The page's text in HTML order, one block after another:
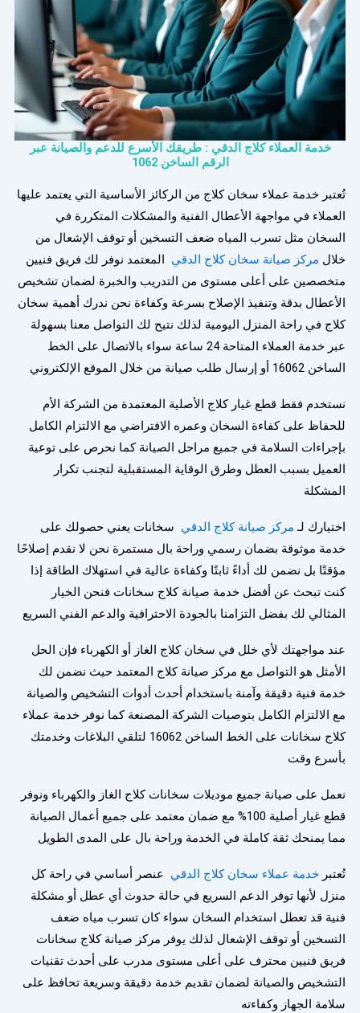
خدمة العملاء كلاج الدقي : طريقك الأسرع للدعم والصيانة عبر
الرقم الساخن 1062
تُعتبر خدمة عملاء سخان كلاج من الركائز الأساسية التي يعتمد عليها
العملاء في مواجهة الأعطال الفنية والمشكلات المتكررة في
السخان مثل تسرب المياه ضعف التسخين أو توقف الإشعال من
خلال مركز صيانة سخان كلاج الدقي المعتمد نوفر لك فريق فنيين
متخصصين على أعلى مستوى من التدريب والخبرة لضمان تشخيص
الأعطال بدقة وتنفيذ الإصلاح بسرعة وكفاءة نحن ندرك أهمية سخان
كلاج في راحة المنزل اليومية لذلك نتيح لك التواصل معنا بسهولة
عبر خدمة العملاء المتاحة 24 ساعة سواء بالاتصال على الخط
الساخن 16062 أو إرسال طلب صيانة من خلال الموقع الإلكتروني
نستخدم فقط قطع غيار كلاج الأصلية المعتمدة من الشركة الأم
للحفاظ على كفاءة السخان وعمره الافتراضي مع الالتزام الكامل
بإجراءات السلامة في جميع مراحل الصيانة كما نحرص على توعية
العميل بسبب العطل وطرق الوقاية المستقبلية لتجنب تكرار
المشكلة
اختيارك لـ مركز صيانة كلاج الدقي سخانات يعني حصولك على
خدمة موثوقة بضمان رسمي وراحة بال مستمرة نحن لا نقدم إصلاحًا
مؤقتًا بل نضمن لك أداءً ثابتًا وكفاءة عالية في استهلاك الطاقة إذا
كنت تبحث عن أفضل خدمة صيانة كلاج سخانات فنحن الخيار
المثالي لك بفضل التزامنا بالجودة الاحترافية والدعم الفني السريع
عند مواجهتك لأي خلل في سخان كلاج الغاز أو الكهرباء فإن الحل
الأمثل هو التواصل مع مركز صيانة كلاج المعتمد حيث نضمن لك
خدمة فنية دقيقة وآمنة باستخدام أحدث أدوات التشخيص والصيانة
مع الالتزام الكامل بتوصيات الشركة المصنعة كما نوفر خدمة عملاء
كلاج سخانات على الخط الساخن 16062 لتلقي البلاغات وخدمتك
بأسرع وقت
نعمل على صيانة جميع موديلات سخانات كلاج الغاز والكهرباء ونوفر
قطع غيار أصلية 100% مع ضمان معتمد على جميع أعمال الصيانة
مما يمنحك ثقة كاملة في الخدمة وراحة بال على المدى الطويل
تُعتبر خدمة عملاء سخان كلاج الدقي عنصر أساسي في راحة كل
منزل لأنها توفر الدعم السريع في حالة حدوث أي عطل أو مشكلة
فنية قد تعطل استخدام السخان سواء كان تسرب مياه ضعف
التسخين أو توقف الإشعال لذلك يوفر مركز صيانة كلاج سخانات
فريق فنيين محترف على أعلى مستوى مدرب على أحدث تقنيات
التشخيص والصيانة لضمان تقديم خدمة دقيقة وسريعة تحافظ على
سلامة الجهاز وكفاءته